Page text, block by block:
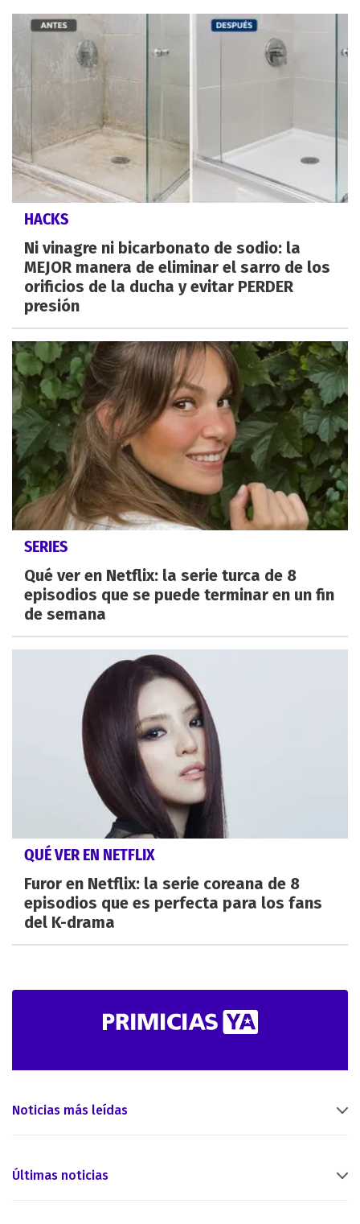
HACKS
Ni vinagre ni bicarbonato de sodio: la
MEJOR manera de eliminar el sarro de los
orificios de la ducha y evitar PERDER
presión
SERIES
Qué ver en Netflix: la serie turca de 8
episodios que se puede terminar en un fin
de semana
QUÉ VER EN NETFLIX
Furor en Netflix: la serie coreana de 8
episodios que es perfecta para los fans
del K-drama
Noticias más leídas
Últimas noticias